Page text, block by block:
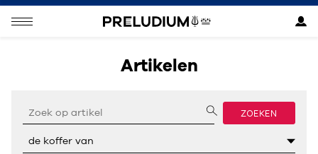
Artikelen
ZOEKEN